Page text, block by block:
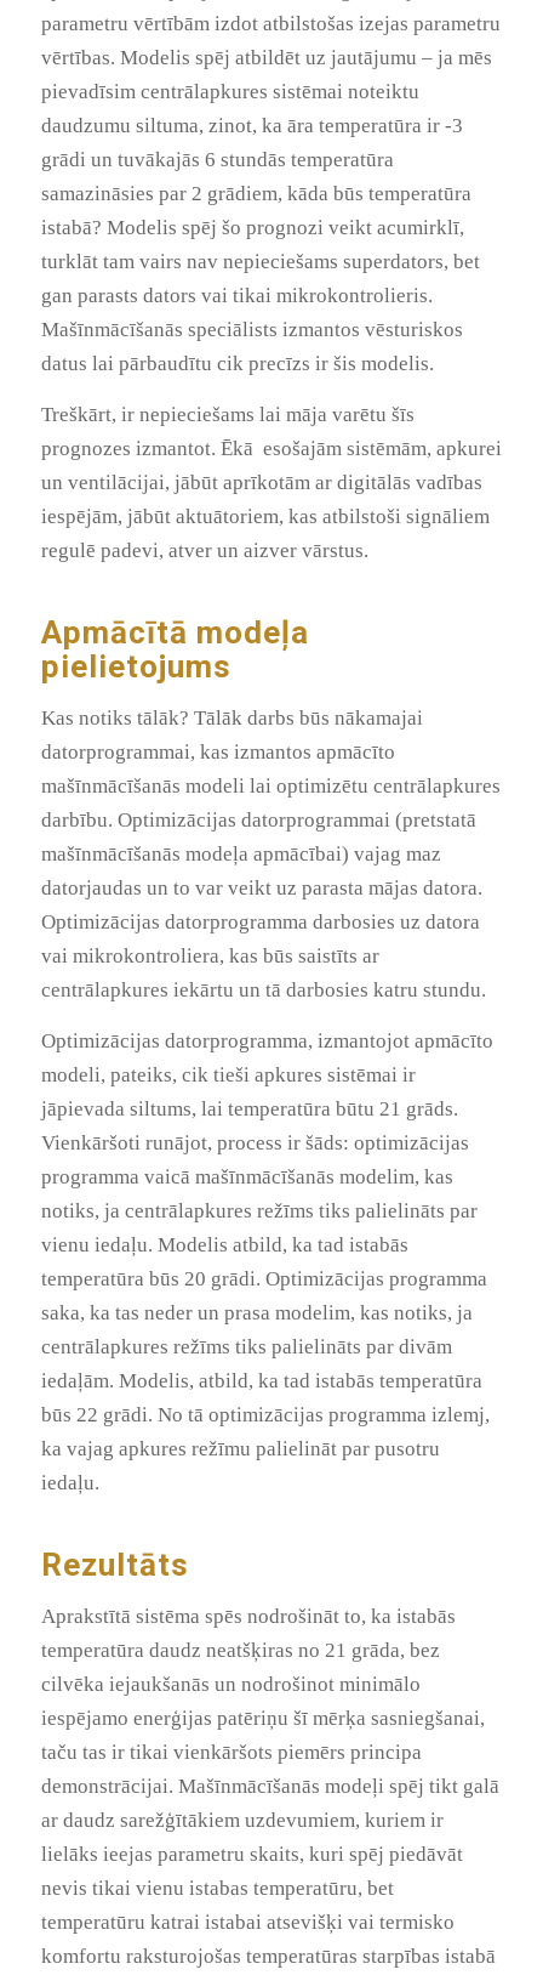
parametru vērtībām izdot atbilstošas izejas parametru
vērtības. Modelis spēj atbildēt uz jautājumu – ja mēs
pievadīsim centrālapkures sistēmai noteiktu
daudzumu siltuma, zinot, ka āra temperatūra ir -3
grādi un tuvākajās 6 stundās temperatūra
samazināsies par 2 grādiem, kāda būs temperatūra
istabā? Modelis spēj šo prognozi veikt acumirklī,
turklāt tam vairs nav nepieciešams superdators, bet
gan parasts dators vai tikai mikrokontrolieris.
Mašīnmācīšanās speciālists izmantos vēsturiskos
datus lai pārbaudītu cik precīzs ir šis modelis.
Treškārt, ir nepieciešams lai māja varētu šīs
prognozes izmantot. Ēkā esošajām sistēmām, apkurei
un ventilācijai, jābūt aprīkotām ar digitālās vadības
iespējām, jābūt aktuātoriem, kas atbilstoši signāliem
regulē padevi, atver un aizver vārstus.
Apmācītā modeļa
pielietojums
Kas notiks tālāk? Tālāk darbs būs nākamajai
datorprogrammai, kas izmantos apmācīto
mašīnmācīšanās modeli lai optimizētu centrālapkures
darbību. Optimizācijas datorprogrammai (pretstatā
mašīnmācīšanās modeļa apmācībai) vajag maz
datorjaudas un to var veikt uz parasta mājas datora.
Optimizācijas datorprogramma darbosies uz datora
vai mikrokontroliera, kas būs saistīts ar
centrālapkures iekārtu un tā darbosies katru stundu.
Optimizācijas datorprogramma, izmantojot apmācīto
modeli, pateiks, cik tieši apkures sistēmai ir
jāpievada siltums, lai temperatūra būtu 21 grāds.
Vienkāršoti runājot, process ir šāds: optimizācijas
programma vaicā mašīnmācīšanās modelim, kas
notiks, ja centrālapkures režīms tiks palielināts par
vienu iedaļu. Modelis atbild, ka tad istabās
temperatūra būs 20 grādi. Optimizācijas programma
saka, ka tas neder un prasa modelim, kas notiks, ja
centrālapkures režīms tiks palielināts par divām
iedaļām. Modelis, atbild, ka tad istabās temperatūra
būs 22 grādi. No tā optimizācijas programma izlemj,
ka vajag apkures režīmu palielināt par pusotru
iedaļu.
Rezultāts
Aprakstītā sistēma spēs nodrošināt to, ka istabās
temperatūra daudz neatšķiras no 21 grāda, bez
cilvēka iejaukšanās un nodrošinot minimālo
iespējamo enerģijas patēriņu šī mērķa sasniegšanai,
taču tas ir tikai vienkāršots piemērs principa
demonstrācijai. Mašīnmācīšanās modeļi spēj tikt galā
ar daudz sarežģītākiem uzdevumiem, kuriem ir
lielāks ieejas parametru skaits, kuri spēj piedāvāt
nevis tikai vienu istabas temperatūru, bet
temperatūru katrai istabai atsevišķi vai termisko
komfortu raksturojošas temperatūras starpības istabā